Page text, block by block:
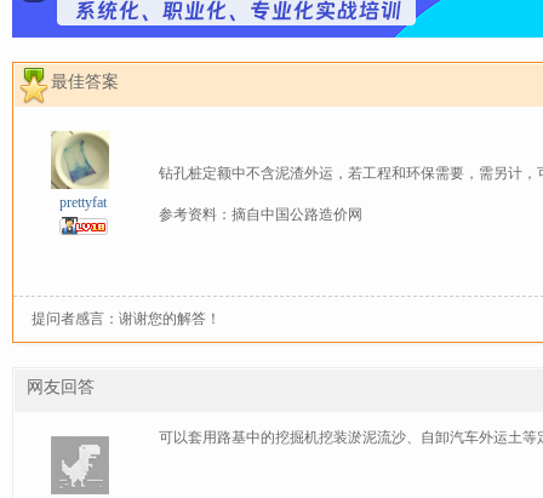
最佳答案
prettyfat
钻孔桩定额中不含泥渣外运，若工程和环保需要，需另计
参考资料： 摘自中国公路造价网
提问者感言：谢谢您的解答！
网友回答
可以套用路基中的挖掘机挖装淤泥流沙、自卸汽车外运土等